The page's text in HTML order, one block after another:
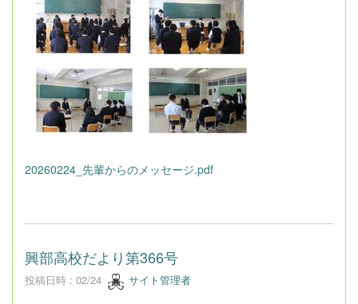
20260224_先輩からのメッセージ.pdf
興部高校だより第366号
投稿日時 : 02/24 サイト管理者